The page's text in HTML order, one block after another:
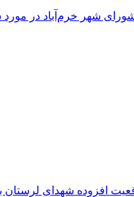
شهر خرم‌آباد در
افزوده شهدای